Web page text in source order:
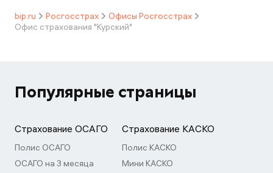
bip.ru Росгосстрах
Офисы Росгосстрах
Офис страхования "Курский"
Популярные страницы
Страхование ОСАГО
Полис ОСАГО
ОСАГО на 3 месяца
Страхование КАСКО
Полис КАСКО
Мини КАСКО